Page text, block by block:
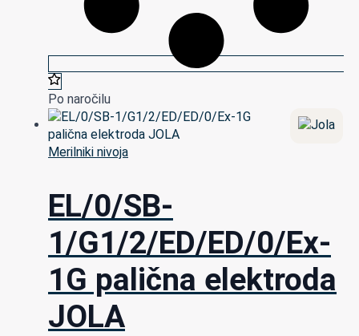
Po naročilu
Merilniki nivoja
EL/0/SB-
1/G1/2/ED/ED/0/Ex-
1G palična elektroda
JOLA